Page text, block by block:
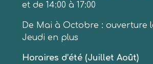
et de 14:00 à 17:00
De Mai à Octobre : ouverture
Jeudi en plus
Horaires d’été (Juillet Août)